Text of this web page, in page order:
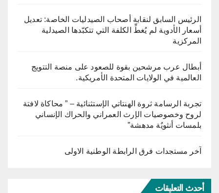
الرئيس السابق لنقابة أصحاب الصيدليات الخاصة: تعديل
أسعار الأدوية لم يُغطِّ الكلفة التي تتكبّدها الصيدلية
المركزية
أبطال عرب مرشحين بقوة للصعود على منصة التتويج
العالمية في الولايات المتحدة الأمريكية.
تجربة الرسامة ثروة الهنتاتي الإستثنائية – ” محاكاة لافتة
لروح وخصوصيات الإرث العمراني والحراك الإنساني
بلمسات أنثويٌة مدهشة”
آخر مستجدات فرق الرابطة الوطنية الاولى
أحدث التعليقات